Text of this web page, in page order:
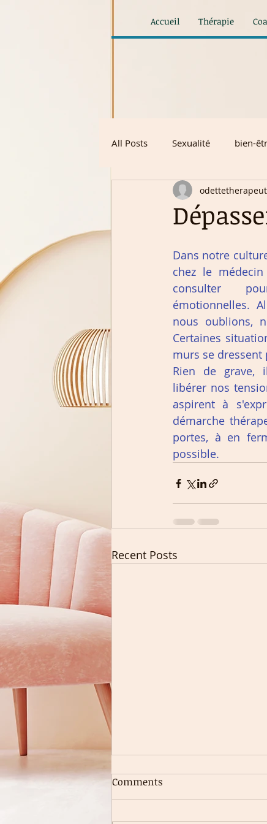
Accueil Thérapie
All Posts Sexualité bien-
Dans notre
chez le
consulter
émotionnelles.
nous oublions,
Certaines
murs se
Rien de grave,
libérer nos
aspirent à
démarche
portes, à en
possible.
Recent Posts
Comments